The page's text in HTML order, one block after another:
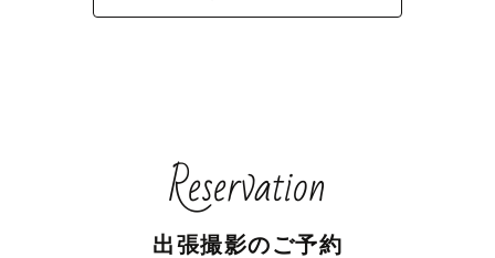
Reservation
出張撮影のご予約